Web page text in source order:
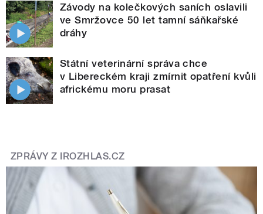
Závody na kolečkových saních oslavili
ve Smržovce 50 let tamní sáňkařské
dráhy
Státní veterinární správa chce
v Libereckém kraji zmírnit opatření kvůli
africkému moru prasat
ZPRÁVY Z IROZHLAS.CZ